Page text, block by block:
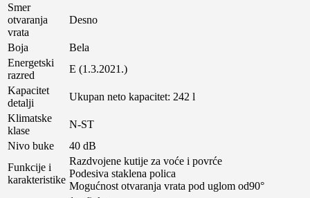
Smer
otvaranja
vrata
Desno
Boja
Bela
Energetski
razred
E (1.3.2021.)
Kapacitet
detalji
Ukupan neto kapacitet: 242 l
Klimatske
klase
N-ST
Nivo buke
40 dB
Funkcije i
karakteristike
Razdvojene kutije za voće i povrće
Podesiva staklena polica
Mogućnost otvaranja vrata pod uglom od90°